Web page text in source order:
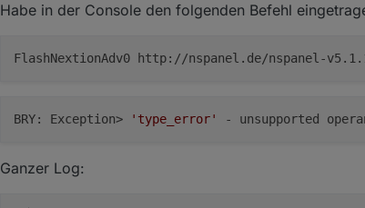
Habe in der Console den folgenden Befehl
FlashNextionAdv0 http://nspanel.de/nspanel-
BRY: Exception> 'type_error' - unsupported
Ganzer Log: